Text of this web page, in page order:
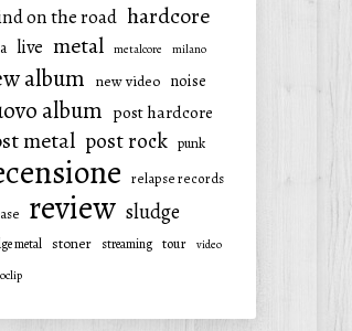
on the road hardcore
live metal metalcore milano
album new video noise
album post hardcore
metal post rock punk
relapse records
review sludge
metal stoner streaming tour
video